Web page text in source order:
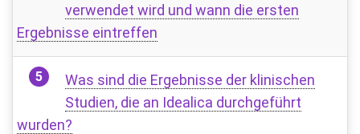
verwendet wird und wann die ersten
Ergebnisse eintreffen
Was sind die Ergebnisse der klinischen
Studien, die an Idealica durchgeführt
wurden?